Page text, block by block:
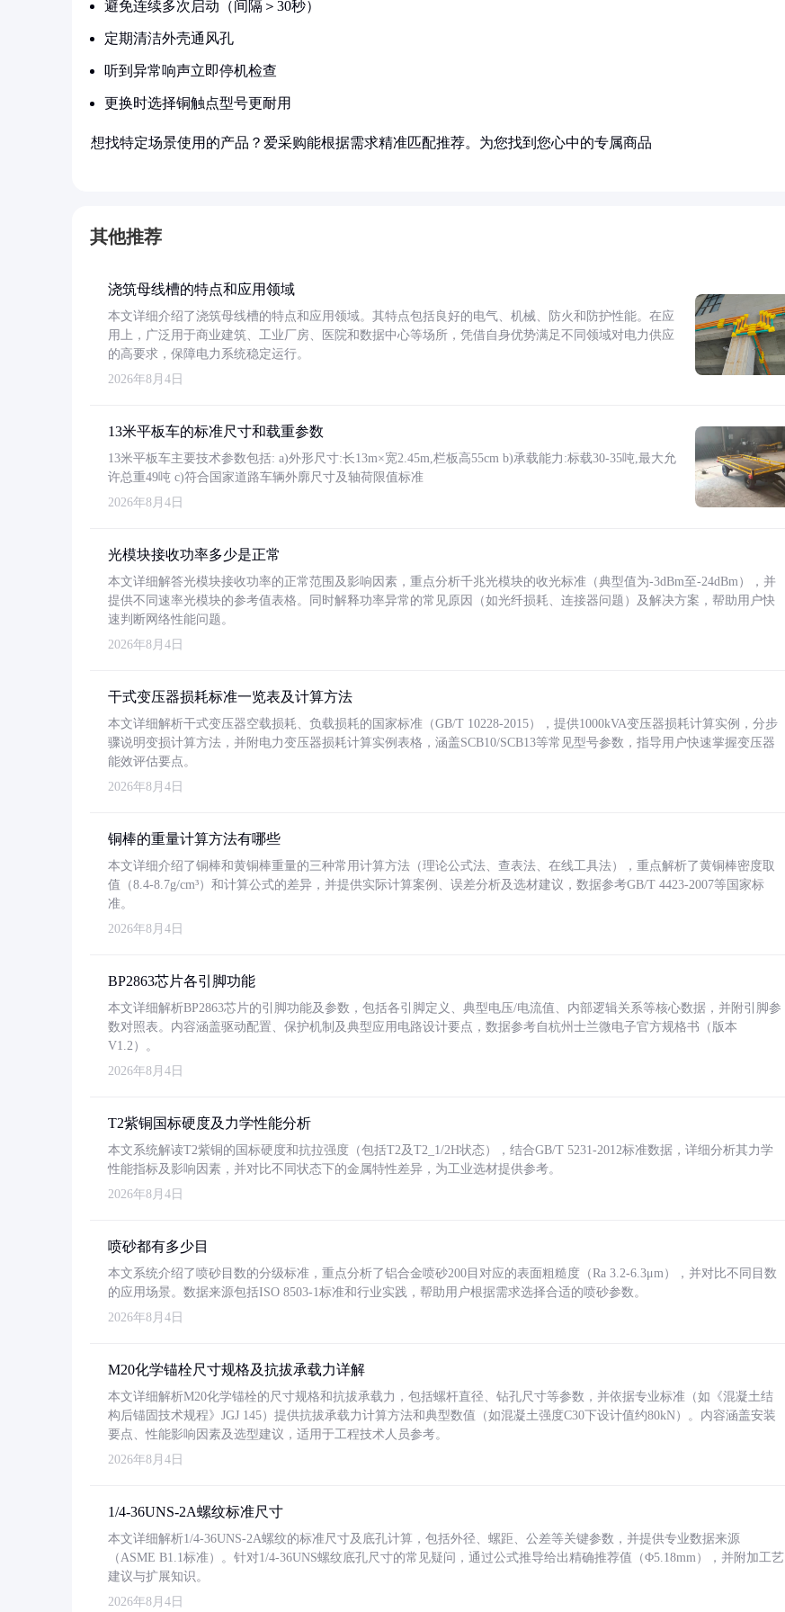
避免连续多次启动（间隔＞30秒）
定期清洁外壳通风孔
听到异常响声立即停机检查
更换时选择铜触点型号更耐用
想找特定场景使用的产品？爱采购能根据需求精准匹配推荐。为您找到您心中的专属商品
其他推荐
浇筑母线槽的特点和应用领域
本文详细介绍了浇筑母线槽的特点和应用领域。其特点包括良好的电气、机械、防火和防护性能。在应
用上，广泛用于商业建筑、工业厂房、医院和数据中心等场所，凭借自身优势满足不同领域对电力供应
的高要求，保障电力系统稳定运行。
2026年8月4日
13米平板车的标准尺寸和载重参数
13米平板车主要技术参数包括: a)外形尺寸:长13m×宽2.45m,栏板高55cm b)承载能力:标载30-35吨,最大允
许总重49吨 c)符合国家道路车辆外廓尺寸及轴荷限值标准
2026年8月4日
光模块接收功率多少是正常
本文详细解答光模块接收功率的正常范围及影响因素，重点分析千兆光模块的收光标准（典型值为-3dBm至-24dBm），并
提供不同速率光模块的参考值表格。同时解释功率异常的常见原因（如光纤损耗、连接器问题）及解决方案，帮助用户快
速判断网络性能问题。
2026年8月4日
干式变压器损耗标准一览表及计算方法
本文详细解析干式变压器空载损耗、负载损耗的国家标准（GB/T 10228-2015），提供1000kVA变压器损耗计算实例，分步
骤说明变损计算方法，并附电力变压器损耗计算实例表格，涵盖SCB10/SCB13等常见型号参数，指导用户快速掌握变压器
能效评估要点。
2026年8月4日
铜棒的重量计算方法有哪些
本文详细介绍了铜棒和黄铜棒重量的三种常用计算方法（理论公式法、查表法、在线工具法），重点解析了黄铜棒密度取
值（8.4-8.7g/cm³）和计算公式的差异，并提供实际计算案例、误差分析及选材建议，数据参考GB/T 4423-2007等国家标
准。
2026年8月4日
BP2863芯片各引脚功能
本文详细解析BP2863芯片的引脚功能及参数，包括各引脚定义、典型电压/电流值、内部逻辑关系等核心数据，并附引脚参
数对照表。内容涵盖驱动配置、保护机制及典型应用电路设计要点，数据参考自杭州士兰微电子官方规格书（版本
V1.2）。
2026年8月4日
T2紫铜国标硬度及力学性能分析
本文系统解读T2紫铜的国标硬度和抗拉强度（包括T2及T2_1/2H状态），结合GB/T 5231-2012标准数据，详细分析其力学
性能指标及影响因素，并对比不同状态下的金属特性差异，为工业选材提供参考。
2026年8月4日
喷砂都有多少目
本文系统介绍了喷砂目数的分级标准，重点分析了铝合金喷砂200目对应的表面粗糙度（Ra 3.2-6.3μm），并对比不同目数
的应用场景。数据来源包括ISO 8503-1标准和行业实践，帮助用户根据需求选择合适的喷砂参数。
2026年8月4日
M20化学锚栓尺寸规格及抗拔承载力详解
本文详细解析M20化学锚栓的尺寸规格和抗拔承载力，包括螺杆直径、钻孔尺寸等参数，并依据专业标准（如《混凝土结
构后锚固技术规程》JGJ 145）提供抗拔承载力计算方法和典型数值（如混凝土强度C30下设计值约80kN）。内容涵盖安装
要点、性能影响因素及选型建议，适用于工程技术人员参考。
2026年8月4日
1/4-36UNS-2A螺纹标准尺寸
本文详细解析1/4-36UNS-2A螺纹的标准尺寸及底孔计算，包括外径、螺距、公差等关键参数，并提供专业数据来源
（ASME B1.1标准）。针对1/4-36UNS螺纹底孔尺寸的常见疑问，通过公式推导给出精确推荐值（Φ5.18mm），并附加工艺
建议与扩展知识。
2026年8月4日